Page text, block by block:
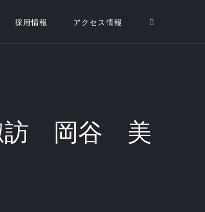
採用情報 アクセス情報
訪 岡谷 美